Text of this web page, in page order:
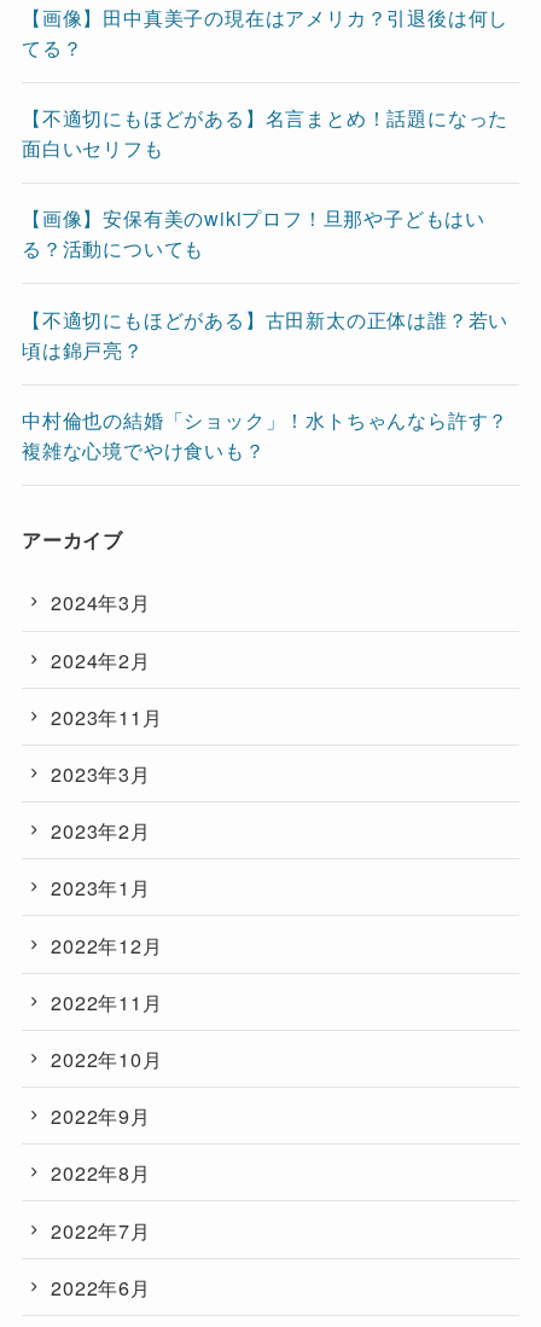
【画像】田中真美子の現在はアメリカ？引退後は何し
てる？
【不適切にもほどがある】名言まとめ！話題になった
面白いセリフも
【画像】安保有美のwikiプロフ！旦那や子どもはい
る？活動についても
【不適切にもほどがある】古田新太の正体は誰？若い
頃は錦戸亮？
中村倫也の結婚「ショック」！水トちゃんなら許す？
複雑な心境でやけ食いも？
アーカイブ
2024年3月
2024年2月
2023年11月
2023年3月
2023年2月
2023年1月
2022年12月
2022年11月
2022年10月
2022年9月
2022年8月
2022年7月
2022年6月